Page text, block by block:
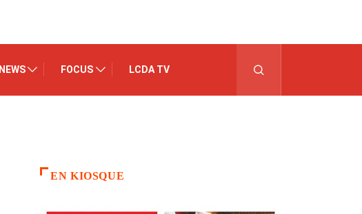
NEWS FOCUS LCDA TV
EN KIOSQUE